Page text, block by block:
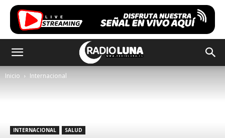
Inicio Internacional
INTERNACIONAL SALUD